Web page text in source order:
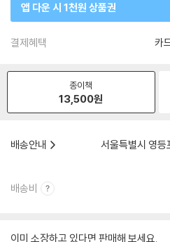
앱 다운 시 1천원 상품권
결제혜택 카
종이책
13,500원
배송안내
서울특별시 영등
배송비
이미 소장하고 있다면 판매해 보세요.